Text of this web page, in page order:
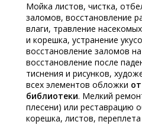
Мойка листов, чистка,
заломов, восстановление
влаги, травление
и корешка, устранение
восстановление заломов
восстановление после
тиснения и рисунков,
всех элементов обложки
библиотеки. Мелкий
плесени) или реставрацию
корешка, листов, переплета